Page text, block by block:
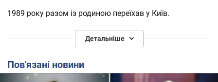
1989 року разом із родиною переїхав у Київ.
Вищу освіту здобув у київському Музичному училищі
імені Глієра, де з 1993 року навчався за класом
Паралельно також навчався на історичному
Детальніше
Пов'язані новини